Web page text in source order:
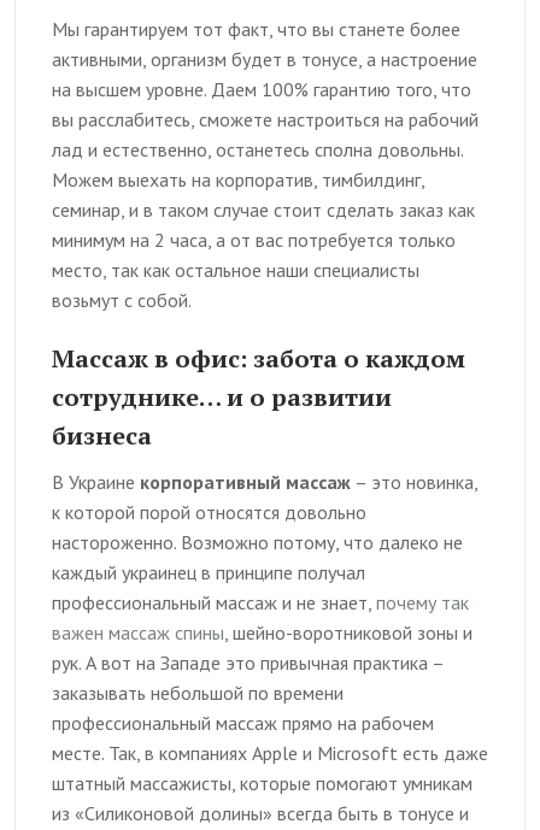
Мы гарантируем тот факт, что вы станете более
активными, организм будет в тонусе, а настроение
на высшем уровне. Даем 100% гарантию того, что
вы расслабитесь, сможете настроиться на рабочий
лад и естественно, останетесь сполна довольны.
Можем выехать на корпоратив, тимбилдинг,
семинар, и в таком случае стоит сделать заказ как
минимум на 2 часа, а от вас потребуется только
место, так как остальное наши специалисты
возьмут с собой.
Массаж в офис: забота о каждом
сотруднике… и о развитии
бизнеса
В Украине корпоративный массаж – это новинка,
к которой порой относятся довольно
настороженно. Возможно потому, что далеко не
каждый украинец в принципе получал
профессиональный массаж и не знает, почему так
важен массаж спины, шейно-воротниковой зоны и
рук. А вот на Западе это привычная практика –
заказывать небольшой по времени
профессиональный массаж прямо на рабочем
месте. Так, в компаниях Apple и Microsoft есть даже
штатный массажисты, которые помогают умникам
из «Силиконовой долины» всегда быть в тонусе и